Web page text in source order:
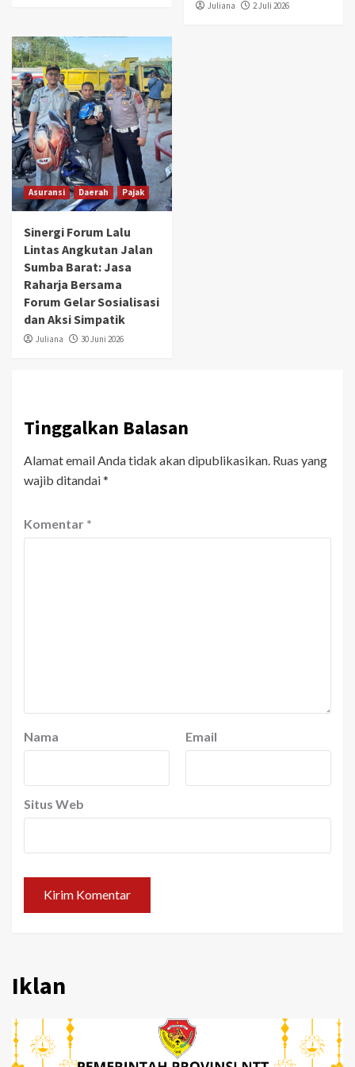
Juliana 2 Juli 2026
Asuransi Daerah Pajak
Sinergi Forum Lalu
Lintas Angkutan Jalan
Sumba Barat: Jasa
Raharja Bersama
Forum Gelar Sosialisasi
dan Aksi Simpatik
Juliana 30 Juni 2026
Tinggalkan Balasan
Alamat email Anda tidak akan dipublikasikan. Ruas yang
wajib ditandai*
Komentar *
Nama Email
Situs Web
Iklan